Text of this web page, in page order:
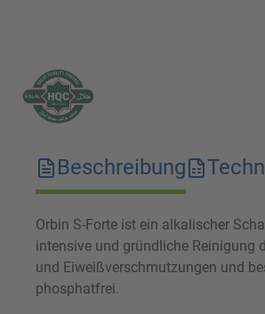
Beschreibung
Orbin S-Forte ist ein alkalischer
intensive und gründliche Reinigung
und Eiweißverschmutzungen und
phosphatfrei.